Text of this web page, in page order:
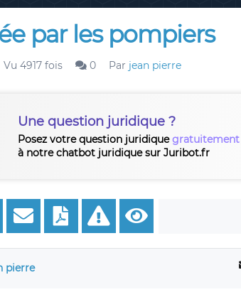
par les pompiers
Vu 4917 fois 0 Par jean pierre
Une question juridique ?
Posez votre question juridiquegratuitement
à notre chatbot juridique sur Juribot.fr
pierre